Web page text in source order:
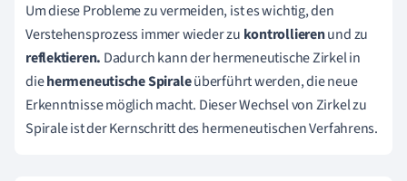
Um diese Probleme zu vermeiden, ist es wichtig, den
Verstehensprozess immer wieder zu kontrollierenund zu
reflektieren. Dadurch kann der hermeneutische Zirkel in
diehermeneutische Spiraleüberführt werden, die neue
Erkenntnisse möglich macht. Dieser Wechsel von Zirkel zu
Spirale ist der Kernschritt des hermeneutischen Verfahrens.